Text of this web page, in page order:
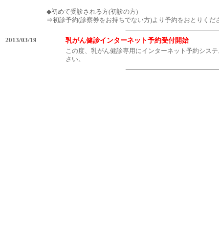
◆初めて受診される方(初診の方)
⇒初診予約(診察券をお持ちでない方)より予約をおとりくだ
2013/03/19 乳がん健診インターネット予約受付開始
この度、乳がん健診専用にインターネット予約シス
さい。